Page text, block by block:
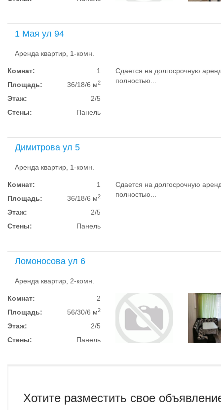
1 Мая ул 94
Аренда квартир, 1-комн.
Комнат:
1
Площадь:
36/18/6 м2
Этаж:
2/5
Стены:
Панель
Сдается на долгосрочную
полностью...
Димитрова ул 5
Аренда квартир, 1-комн.
Комнат:
1
Площадь:
36/18/6 м2
Этаж:
2/5
Стены:
Панель
Сдается на долгосрочную
полностью...
Ломоносова ул 6
Аренда квартир, 2-комн.
Комнат:
2
Площадь:
56/30/6 м2
Этаж:
2/5
Стены:
Панель
Хотите разместить свое